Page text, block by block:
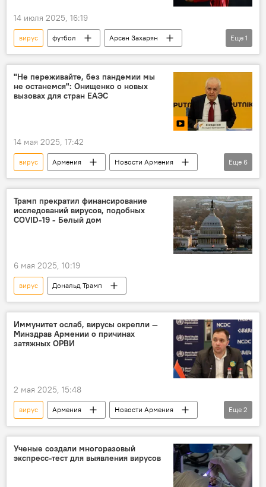
14 июля 2025, 16:19
вирус футбол
Арсен Захарян
Спорт
Еще 1
"Не переживайте, без пандемии мы
не останемся": Онищенко о новых
вызовах для стран ЕАЭС
14 мая 2025, 17:42
вирус Армения
Новости Армения
Пресс-центр
пресс-центр Sputnik Армения
здравоохранение
медицина
инфекция
Еще 6
Трамп прекратил финансирование
исследований вирусов, подобных
COVID-19 - Белый дом
6 мая 2025, 10:19
вирус Дональд Трамп
Иммунитет ослаб, вирусы окрепли —
Минздрав Армении о причинах
затяжных ОРВИ
2 мая 2025, 15:48
вирус Армения
Новости Армения
Общество
медицина
Еще 2
Ученые создали многоразовый
экспресс-тест для выявления вирусов